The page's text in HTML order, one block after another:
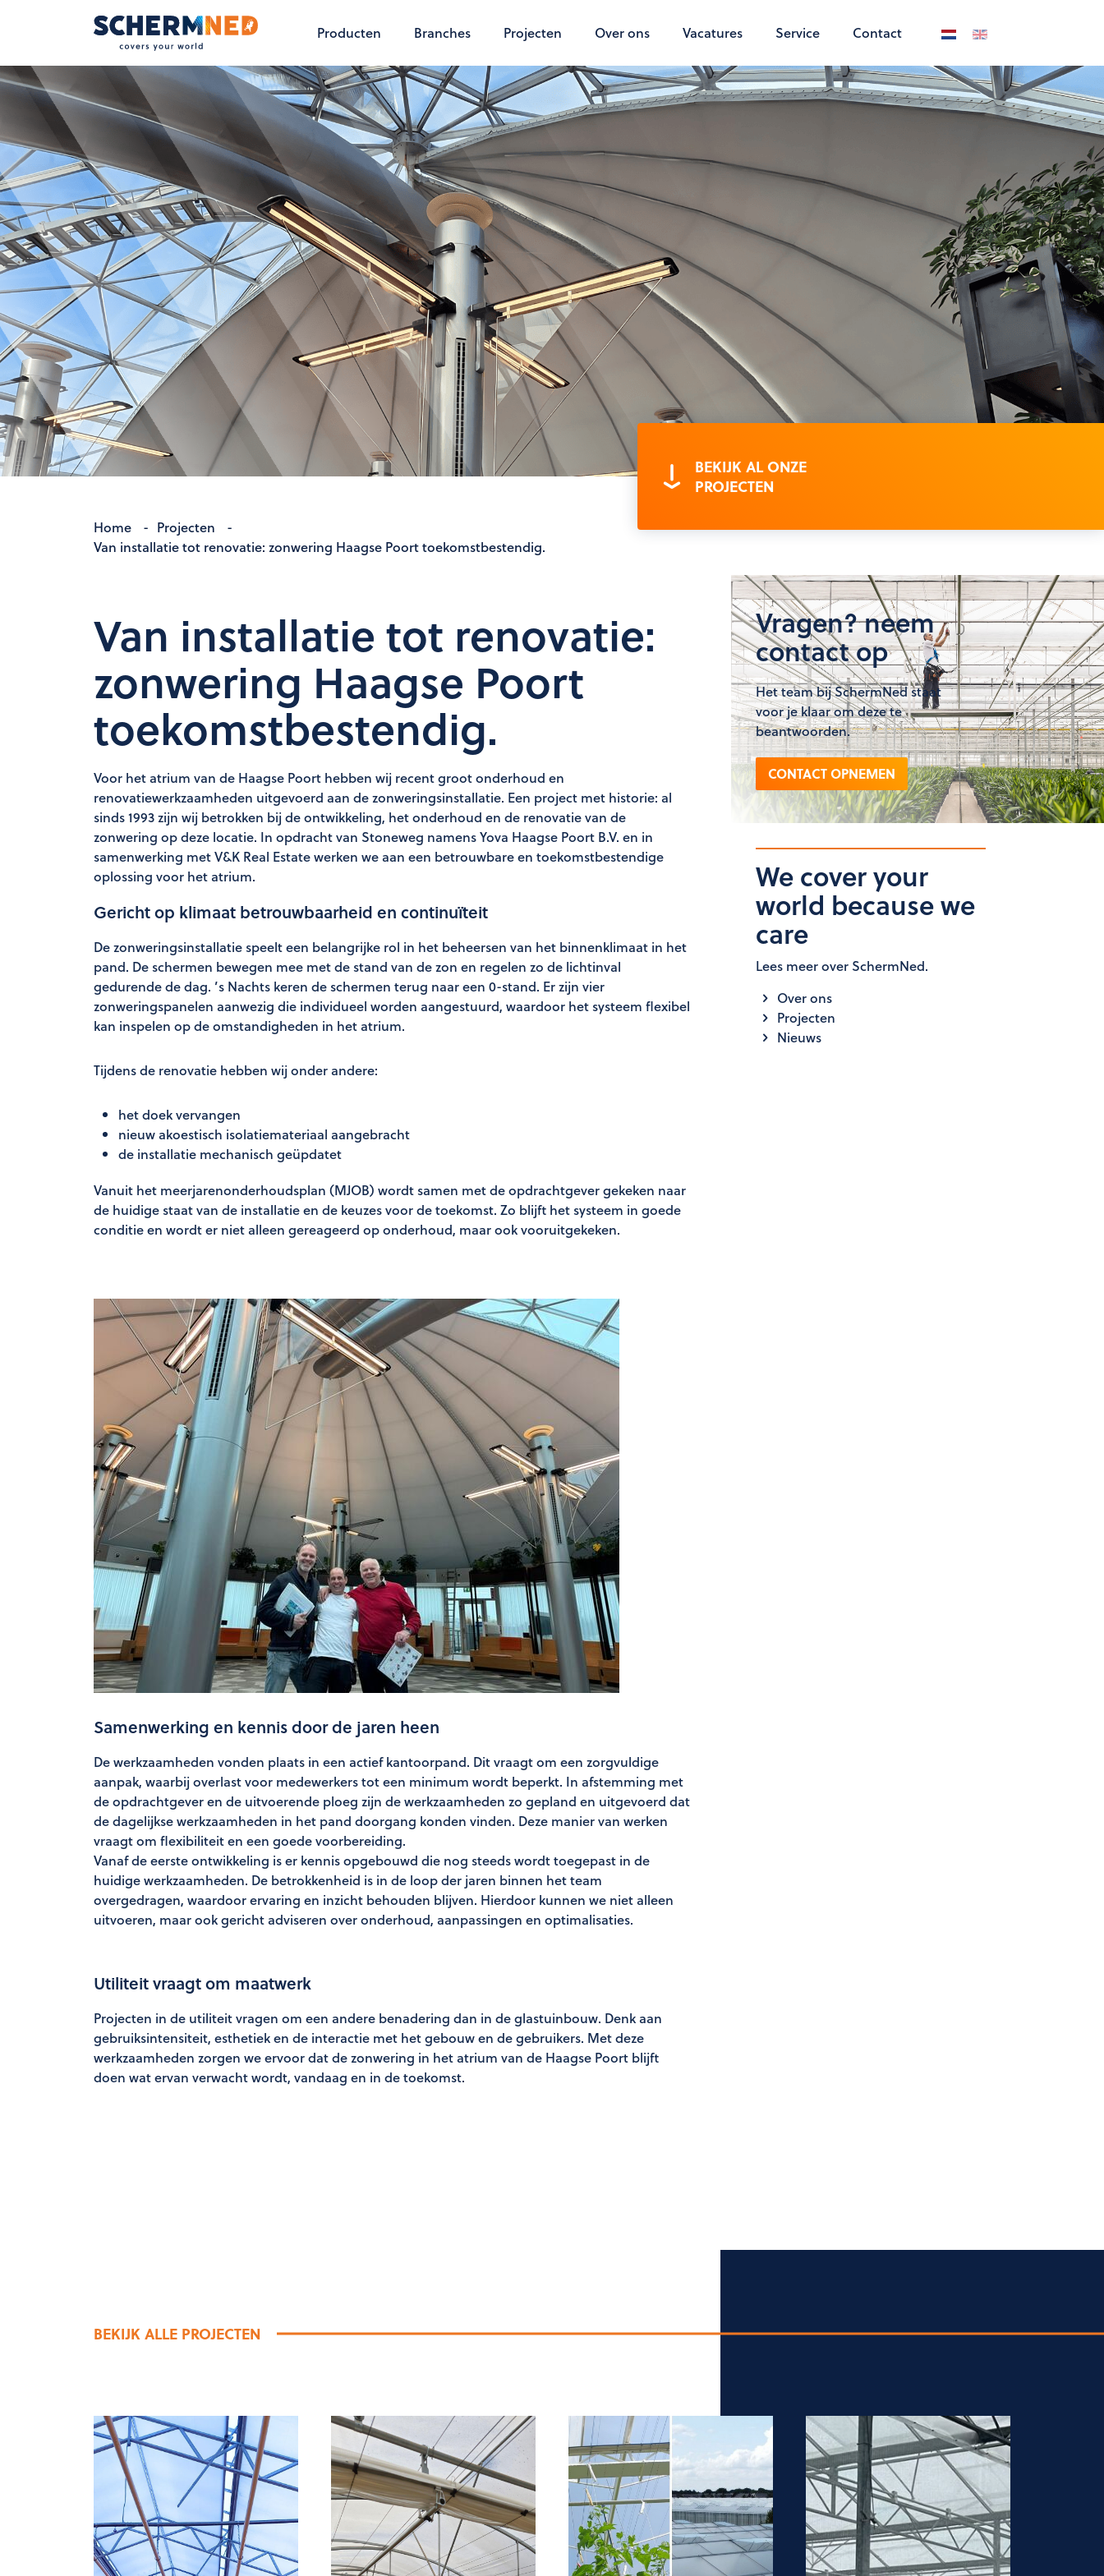
Producten Branches Projecten Over ons Vacatures Service Contact Selecteer de taal
BEKIJK AL ONZE
PROJECTEN
Home - Projecten
-
Van installatie tot renovatie: zonwering Haagse Poort toekomstbestendig.
Van installatie tot renovatie:
zonwering Haagse Poort
toekomstbestendig.
Voor het atrium van de Haagse Poort hebben wij recent groot onderhoud en
renovatiewerkzaamheden uitgevoerd aan de zonweringsinstallatie. Een project met historie: al
sinds 1993 zijn wij betrokken bij de ontwikkeling, het onderhoud en de renovatie van de
zonwering op deze locatie. In opdracht van Stoneweg namens Yova Haagse Poort B.V. en in
samenwerking met V&K Real Estate werken we aan een betrouwbare en toekomstbestendige
oplossing voor het atrium.
Gericht op klimaat betrouwbaarheid en continuïteit
De zonweringsinstallatie speelt een belangrijke rol in het beheersen van het binnenklimaat in het
pand. De schermen bewegen mee met de stand van de zon en regelen zo de lichtinval
gedurende de dag. ’s Nachts keren de schermen terug naar een 0-stand. Er zijn vier
zonweringspanelen aanwezig die individueel worden aangestuurd, waardoor het systeem flexibel
kan inspelen op de omstandigheden in het atrium.
Tijdens de renovatie hebben wij onder andere:
het doek vervangen
nieuw akoestisch isolatiemateriaal aangebracht
de installatie mechanisch geüpdatet
Vanuit het meerjarenonderhoudsplan (MJOB) wordt samen met de opdrachtgever gekeken naar
de huidige staat van de installatie en de keuzes voor de toekomst. Zo blijft het systeem in goede
conditie en wordt er niet alleen gereageerd op onderhoud, maar ook vooruitgekeken.
Samenwerking en kennis door de jaren heen
De werkzaamheden vonden plaats in een actief kantoorpand. Dit vraagt om een zorgvuldige
aanpak, waarbij overlast voor medewerkers tot een minimum wordt beperkt. In afstemming met
de opdrachtgever en de uitvoerende ploeg zijn de werkzaamheden zo gepland en uitgevoerd dat
de dagelijkse werkzaamheden in het pand doorgang konden vinden. Deze manier van werken
vraagt om flexibiliteit en een goede voorbereiding.
Vanaf de eerste ontwikkeling is er kennis opgebouwd die nog steeds wordt toegepast in de
huidige werkzaamheden. De betrokkenheid is in de loop der jaren binnen het team
overgedragen, waardoor ervaring en inzicht behouden blijven. Hierdoor kunnen we niet alleen
uitvoeren, maar ook gericht adviseren over onderhoud, aanpassingen en optimalisaties.
Utiliteit vraagt om maatwerk
Projecten in de utiliteit vragen om een andere benadering dan in de glastuinbouw. Denk aan
gebruiksintensiteit, esthetiek en de interactie met het gebouw en de gebruikers. Met deze
werkzaamheden zorgen we ervoor dat de zonwering in het atrium van de Haagse Poort blijft
doen wat ervan verwacht wordt, vandaag en in de toekomst.
Vragen? neem
contact op
Het team bij SchermNed staat
voor je klaar om deze te
beantwoorden.
CONTACT OPNEMEN
We cover your
world because we
care
Lees meer over SchermNed.
Over ons
Projecten
Nieuws
BEKIJK ALLE PROJECTEN